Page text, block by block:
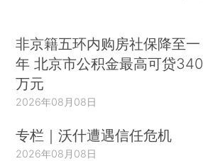
非京籍五环内购房社保降至一
年 北京市公积金最高可贷340
万元
2026年08月08日
专栏｜沃什遭遇信任危机
2026年08月08日